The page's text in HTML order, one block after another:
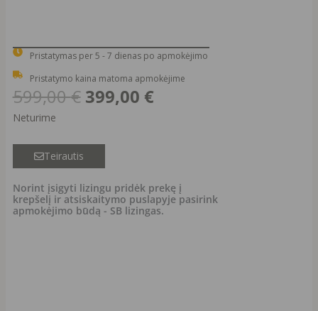
Pristatymas per 5 - 7 dienas po apmokėjimo
Pristatymo kaina matoma apmokėjime
599,00€ Original
599,00 €.
399,00 €Current
Neturime
Teirautis
Norint įsigyti lizingu pridėk prekę į
krepšelį ir atsiskaitymo puslapyje pasirink
apmokėjimo būdą - SB lizingas.